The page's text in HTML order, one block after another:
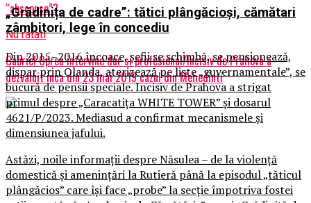
“absconse”?
Nu ratati
Gabriel Oprea intervine dur si profesional/Incisiv de Prahova a
dezvaluit inca din 23 mai 2019 cazul din Mehedinti
„Grădinița de cadre”: tătici plângăcioși, cămătari
zâmbitori, lege în concediu
Din 2015–2016 încoace, șefii se schimbă, se pensionează,
dispar prin Olanda, aterizează pe liste „guvernamentale”, se
bucură de pensii speciale. Incisiv de Prahova a strigat
primul despre „Caracatița WHITE TOWER” și dosarul
4621/P/2023. Mediasud a confirmat mecanismele și
dimensiunea jafului.
Astăzi, noile informații despre Năsulea – de la violență
domestică și amenințări la Rutieră până la episodul „tăticul
plângăcios” care își face „probe” la secție împotriva fostei